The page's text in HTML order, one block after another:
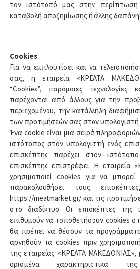
τον ιστότοπό μας στην
καταβολή αποζημίωσης ή άλλης
Cookies
Για να εμπλουτίσει και να
σας, η εταιρεία «ΚΡΕΑΤΑ
“Cookies”, παρόμοιες
παρέχονται από άλλους για την
περιεχομένου, την κατάλληλη
των προτιμήσεών σας στον υπολογιστή
Ένα cookie είναι μια σειρά
ιστότοπος στον υπολογιστή ενός
επισκέπτης παρέχει στον
επισκέπτης επιστρέφει. Η εταιρεία
χρησιμοποιεί cookies για να
παρακολουθήσει τους
https://meatmarket.gr/ και τις
στο διαδίκτυο. Οι επισκέπτες της
επιθυμούν να τοποθετήσουν cookies
θα πρέπει να θέσουν τα
αρνηθούν τα cookies πριν
της εταιρείας «ΚΡΕΑΤΑ ΜΑΚΕΔΟΝΙΑΣ»,
ορισμένα χαρακτηριστικά